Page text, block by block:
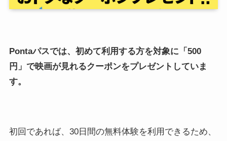
Pontaパスでは、初めて利用する方を対象に「500
円」で映画が見れるクーポンをプレゼントしていま
す。
初回であれば、30日間の無料体験を利用できるため、